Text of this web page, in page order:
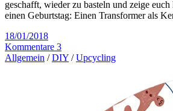
geschafft, wieder zu basteln und zeige
einen Geburtstag: Einen Transformer als
18/01/2018
Kommentare 3
Allgemein /DIY /Upcycling